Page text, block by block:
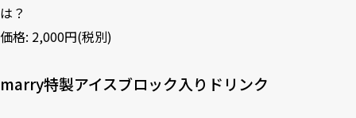
は？
価格: 2,000円(税別)
marry特製アイスブロック入りドリンク